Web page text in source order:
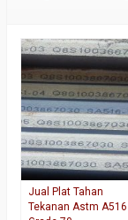
Jual Plat Tahan
Tekanan Astm A516